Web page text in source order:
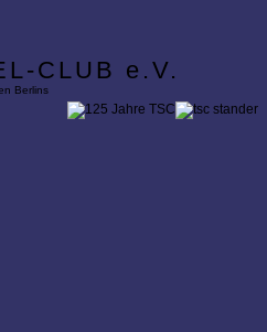
CLUB e.V.
Berlins